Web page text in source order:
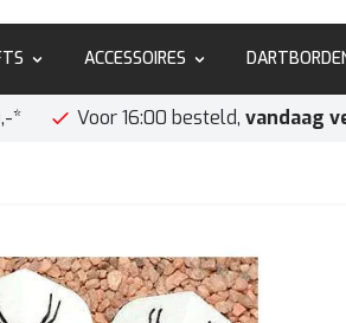
ACCESSOIRES
* Voor 16:00 besteld,vandaag